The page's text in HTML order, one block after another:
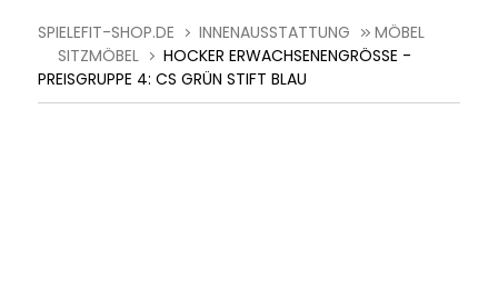
SPIELEFIT-SHOP.DE INNENAUSSTATTUNG
MÖBEL
SITZMÖBEL
HOCKER ERWACHSENENGRÖSSE - P
REISGRUPPE 4: CS GRÜN STIFT BLAU